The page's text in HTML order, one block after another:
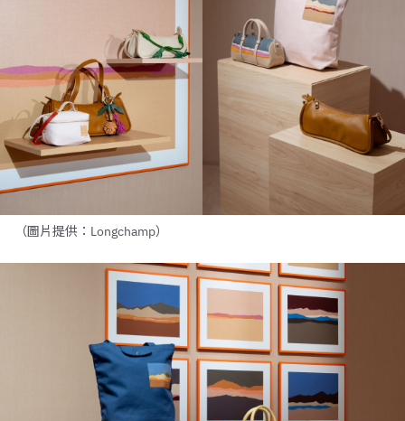
（圖片提供：Longchamp）